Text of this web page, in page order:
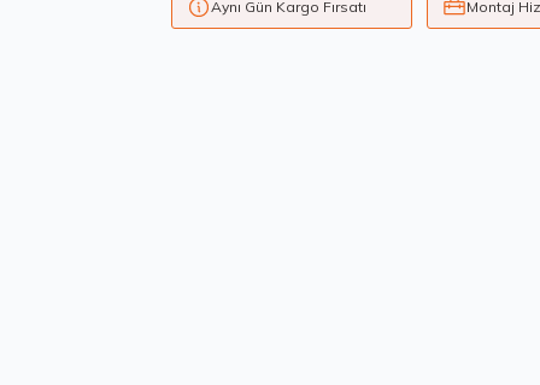
Aynı Gün Kargo Fırsatı Montaj